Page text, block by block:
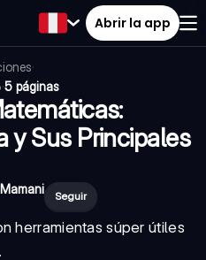
Abrir la app
·
·5 páginas
y Sus Principales
Seguir
herramientas súper útiles